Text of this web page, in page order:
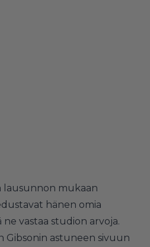
lausunnon mukaan
hänen omia
ne vastaa studion arvoja.
Gibsonin astuneen sivuun